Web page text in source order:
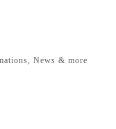
News & more